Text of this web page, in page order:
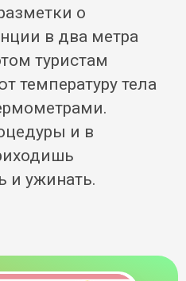
о
в два метра
туристам
температуру тела
и в
и ужинать.